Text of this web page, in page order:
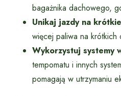
bagażnika dachowego,
Unikaj jazdy na
więcej paliwa na krótkich
Wykorzystuj systemy
tempomatu i innych
pomagają w utrzymaniu